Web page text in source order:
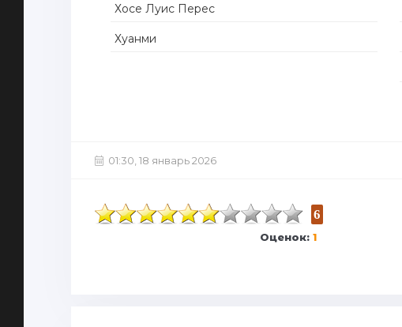
Хосе Луис Перес
Хуанми
01:30, 18 январь 2026
6
Оценок: 1